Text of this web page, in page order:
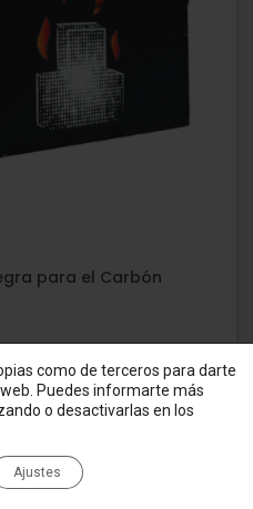
para el Carbón
€como de terceros para darte
Puedes informarte más
o desactivarlas en los
Ajustes